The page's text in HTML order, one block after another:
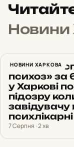
Новини
НОВИНИ ХАРКОВА
Вигадав
психоз» за
у Харкові
підозру
завідувачу
7 Серпня · 2 хв